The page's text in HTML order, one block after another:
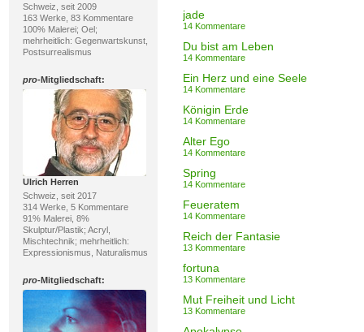
Schweiz, seit 2009
163 Werke, 83 Kommentare
100% Malerei; Oel;
mehrheitlich: Gegenwartskunst,
Postsurrealismus
pro-Mitgliedschaft:
Ulrich Herren
Schweiz, seit 2017
314 Werke, 5 Kommentare
91% Malerei, 8%
Skulptur/Plastik; Acryl,
Mischtechnik; mehrheitlich:
Expressionismus, Naturalismus
pro-Mitgliedschaft:
jade
14 Kommentare
Du bist am Leben
14 Kommentare
Ein Herz und eine Seele
14 Kommentare
Königin Erde
14 Kommentare
Alter Ego
14 Kommentare
Spring
14 Kommentare
Feueratem
14 Kommentare
Reich der Fantasie
13 Kommentare
fortuna
13 Kommentare
Mut Freiheit und Licht
13 Kommentare